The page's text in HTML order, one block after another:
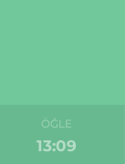
ÖĞLE
13:09